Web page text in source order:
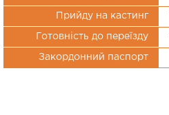
Прийду на кастинг
Готовність до переїзду
Закордонний паспорт